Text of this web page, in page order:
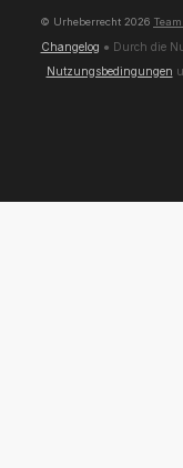
© Urheberrecht 2026
Changelog ● Durch die
Nutzungsbedingungen